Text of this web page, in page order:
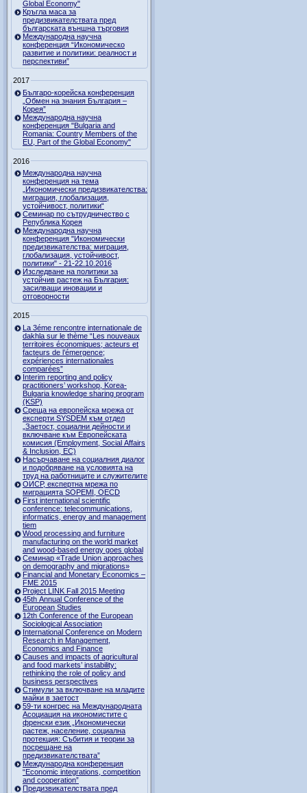
Global Economy"
Кръгла маса за
предизвикателствата пред
българската външна търговия
Международна научна
конференция “Икономическо
развитие и политики: реалност и
перспективи”
2017
Българо-корейска конференция
„Обмен на знания България –
Корея”
Международна научна
конференция "Bulgaria and
Romania: Country Members of the
EU, Part of the Global Economy"
2016
Международна научна
конференция на тема
„Икономически предизвикателства:
миграция, глобализация,
устойчивост, политики“
Семинар по сътрудничество с
Република Корея
Международна научна
конференция "Икономически
предизвикателства: миграция,
глобализация, устойчивост,
политики" - 21-22.10.2016
Изследване на политики за
устойчив растеж на България:
засилващи иновации и
отговорности
2015
La 3éme rencontre internationale de
dakhla sur le thème “Les nouveaux
territoires économiques; acteurs et
facteurs de l’émergence;
expériences internationales
comparées”
Interim reporting and policy
practitioners’ workshop, Korea-
Bulgaria knowledge sharing program
(KSP)
Среща на европейска мрежа от
експерти SYSDEM към отдел
„Заетост, социални дейности и
включване към Европейската
комисия (Employment, Social Affairs
& Inclusion, ЕС)
Насърчаване на социалния диалог
и подобряване на условията на
труд на работниците и служителите
ОИСР, експертна мрежа по
миграцията SOPEMI, OECD
First international scientific
conference: telecommunications,
informatics, energy and management
tiem
Wood processing and furniture
manufacturing on the world market
and wood-based energy goes global
Семинар «Trade Union approaches
on demography and migrations»
Financial and Monetary Economics –
FME 2015
Project LINK Fall 2015 Meeting
45th Annual Conference of the
European Studies
12th Conference of the European
Sociological Association
International Conference on Modern
Research in Management,
Economics and Finance
Causes and impacts of agricultural
and food markets’ instability:
rethinking the role of policy and
business perspectives
Стимули за включване на младите
майки в заетост
59-ти конгрес на Международната
Асоциация на икономистите с
френски език „Икономически
растеж, население, социална
протекция: Събития и теории за
посрещане на
предизвикателствата”
Международна конференция
“Economic integrations, competition
and cooperation”
Предизвикателствата пред